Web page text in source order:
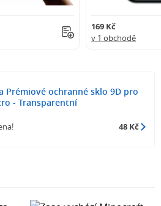
169 Kč
v 1 obchodě
Prémiové ochranné sklo 9D pro
- Transparentní
48 Kč